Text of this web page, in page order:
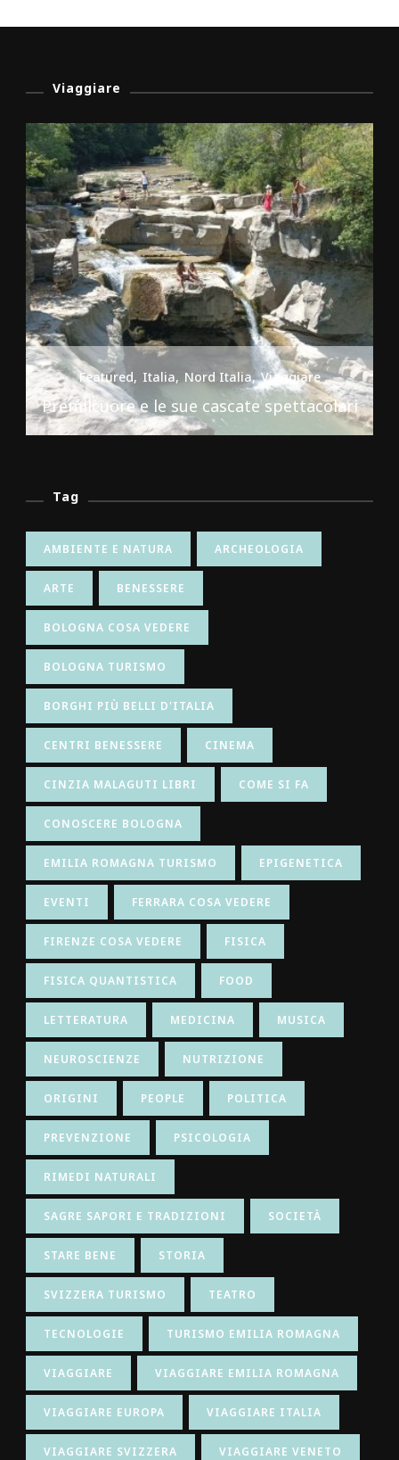
Viaggiare
Featured Italia Nord Italia Viaggiare
Premilcuore e le sue cascate spettacolari
Tag
AMBIENTE E NATURA ARCHEOLOGIA
ARTE BENESSERE
BOLOGNA COSA VEDERE
BOLOGNA TURISMO
BORGHI PIÙ BELLI D'ITALIA
CENTRI BENESSERE CINEMA
CINZIA MALAGUTI LIBRI COME SI FA
CONOSCERE BOLOGNA
EMILIA ROMAGNA TURISMO EPIGENETICA
EVENTI FERRARA COSA VEDERE
FIRENZE COSA VEDERE FISICA
FISICA QUANTISTICA FOOD
LETTERATURA MEDICINA MUSICA
NEUROSCIENZE NUTRIZIONE
ORIGINI PEOPLE POLITICA
PREVENZIONE PSICOLOGIA
RIMEDI NATURALI
SAGRE SAPORI E TRADIZIONI SOCIETÀ
STARE BENE STORIA
SVIZZERA TURISMO TEATRO
TECNOLOGIE TURISMO EMILIA ROMAGNA
VIAGGIARE VIAGGIARE EMILIA ROMAGNA
VIAGGIARE EUROPA VIAGGIARE ITALIA
VIAGGIARE SVIZZERA VIAGGIARE VENETO